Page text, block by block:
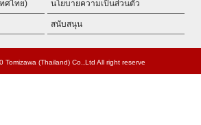
ทศไทย) นโยบายความเป็นส่วนตัว
สนับสนุน
Tomizawa (Thailand) Co.,Ltd All right reserve